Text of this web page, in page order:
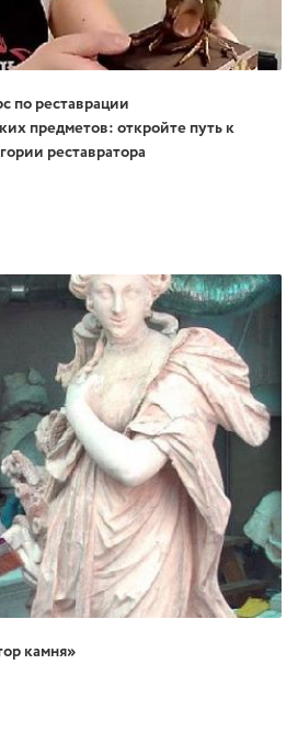
по реставрации
предметов: откройте путь к
реставратора
камня»